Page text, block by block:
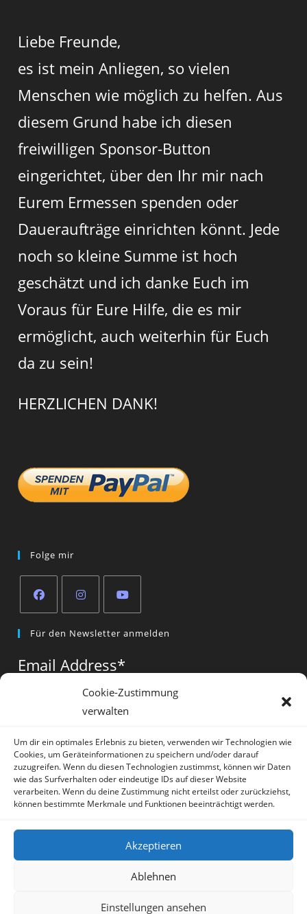
Cookie-Zustimmung
verwalten
Um dir ein optimales Erlebnis zu bieten, verwenden wir Technologien wie
Cookies, um Geräteinformationen zu speichern und/oder darauf
zuzugreifen. Wenn du diesen Technologien zustimmst, können wir Daten
wie das Surfverhalten oder eindeutige IDs auf dieser Website
verarbeiten. Wenn du deine Zustimmung nicht erteilst oder zurückziehst,
können bestimmte Merkmale und Funktionen beeinträchtigt werden.
Akzeptieren
Ablehnen
Einstellungen ansehen
Liebe Freunde,
es ist mein Anliegen, so vielen
Menschen wie möglich zu helfen. Aus
diesem Grund habe ich diesen
freiwilligen Sponsor-Button
eingerichtet, über den Ihr mir nach
Eurem Ermessen spenden oder
Daueraufträge einrichten könnt. Jede
noch so kleine Summe ist hoch
geschätzt und ich danke Euch im
Voraus für Eure Hilfe, die es mir
ermöglicht, auch weiterhin für Euch
da zu sein!
HERZLICHEN DANK!
Folge mir
in
new
in
new
in
new
tab
Für den Newsletter anmelden
Email Address*
Vorname*